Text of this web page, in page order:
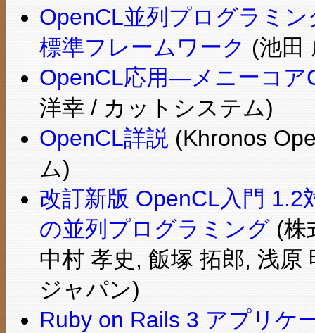
OpenCL並列プログラミ
標準フレームワーク (池田
OpenCL応用―メニーコア
洋幸 / カットシステム)
OpenCL詳説(Khronos
ム)
改訂新版 OpenCL入門
の並列プログラミング(株
中村 孝史, 飯塚 拓郎, 浅
ジャパン)
Ruby on Rails 3 アプリケ